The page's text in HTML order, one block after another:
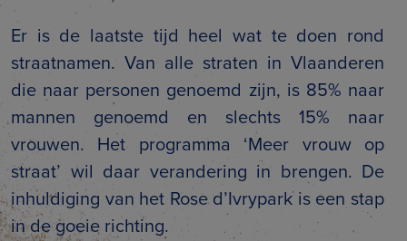
Er is de laatste tijd heel wat te doen rond
straatnamen. Van alle straten in Vlaanderen
die naar personen genoemd zijn, is 85% naar
mannen genoemd en slechts 15% naar
vrouwen. Het programma ‘Meer vrouw op
straat’ wil daar verandering in brengen. De
inhuldiging van het Rose d’Ivrypark is een stap
in de goeie richting.